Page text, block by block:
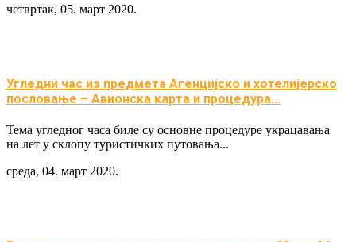
четвртак, 05. март 2020.
Угледни час из предмета Агенцијско и хотелијерско
пословање – Авионска карта и процедура…
Тема угледног часа биле су основне процедуре украцавања
на лет у склопу туристичких путовања...
среда, 04. март 2020.